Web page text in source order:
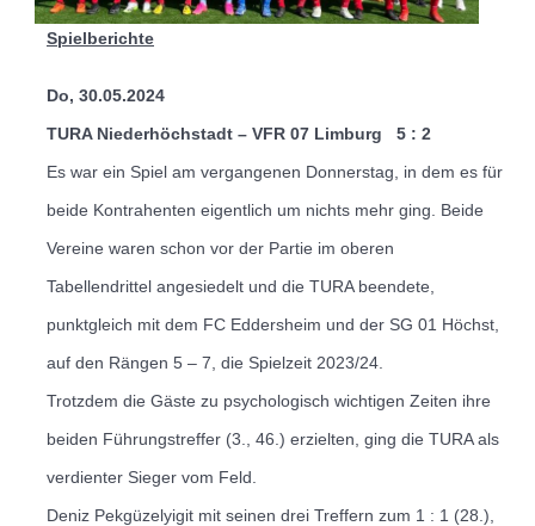
Spielberichte
Do, 30.05.2024
TURA Niederhöchstadt – VFR 07 Limburg
5 : 2
Es war ein Spiel am vergangenen Donnerstag, in dem es für
beide Kontrahenten eigentlich um nichts mehr ging. Beide
Vereine waren schon vor der Partie im oberen
Tabellendrittel angesiedelt und die TURA beendete,
punktgleich mit dem FC Eddersheim und der SG 01 Höchst,
auf den Rängen 5 – 7, die Spielzeit 2023/24.
Trotzdem die Gäste zu psychologisch wichtigen Zeiten ihre
beiden Führungstreffer (3., 46.) erzielten, ging die TURA als
verdienter Sieger vom Feld.
Deniz Pekgüzelyigit mit seinen drei Treffern zum 1 : 1 (28.),